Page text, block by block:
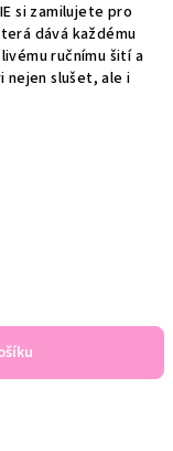
si zamilujete pro
dává každému
ručnímu šití a
nejen slušet, ale i